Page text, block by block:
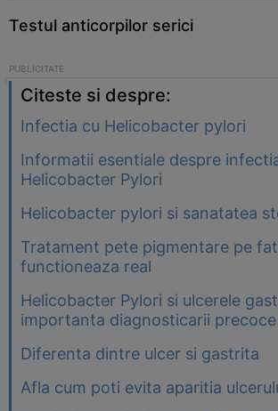
Testul anticorpilor serici
Citeste si despre:
Infectia cu Helicobacter pylori
Informatii esentiale despre
Helicobacter Pylori
Helicobacter pylori si sanatatea
Tratament pete pigmentare pe
functioneaza real
Helicobacter Pylori si ulcerele
importanta diagnosticarii precoce
Diferenta dintre ulcer si gastrita
Afla cum poti evita aparitia